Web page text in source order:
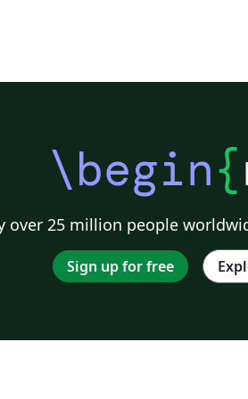
\begin{
over 25 million people
Sign up for free